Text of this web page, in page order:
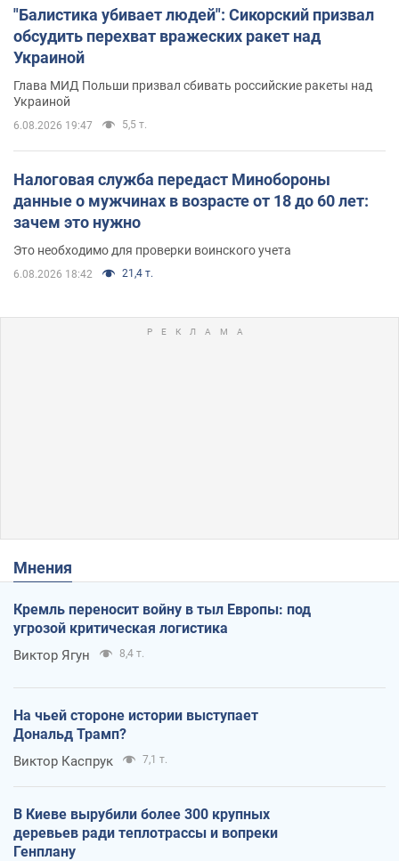
"Балистика убивает людей": Сикорский призвал
обсудить перехват вражеских ракет над
Украиной
Глава МИД Польши призвал сбивать российские ракеты над
Украиной
6.08.2026 19:47 5,5 т.
Налоговая служба передаст Минобороны
данные о мужчинах в возрасте от 18 до 60 лет:
зачем это нужно
Это необходимо для проверки воинского учета
6.08.2026 18:42 21,4 т.
Мнения
Кремль переносит войну в тыл Европы: под
угрозой критическая логистика
Виктор Ягун 8,4 т.
На чьей стороне истории выступает
Дональд Трамп?
Виктор Каспрук 7,1 т.
В Киеве вырубили более 300 крупных
деревьев ради теплотрассы и вопреки
Генплану